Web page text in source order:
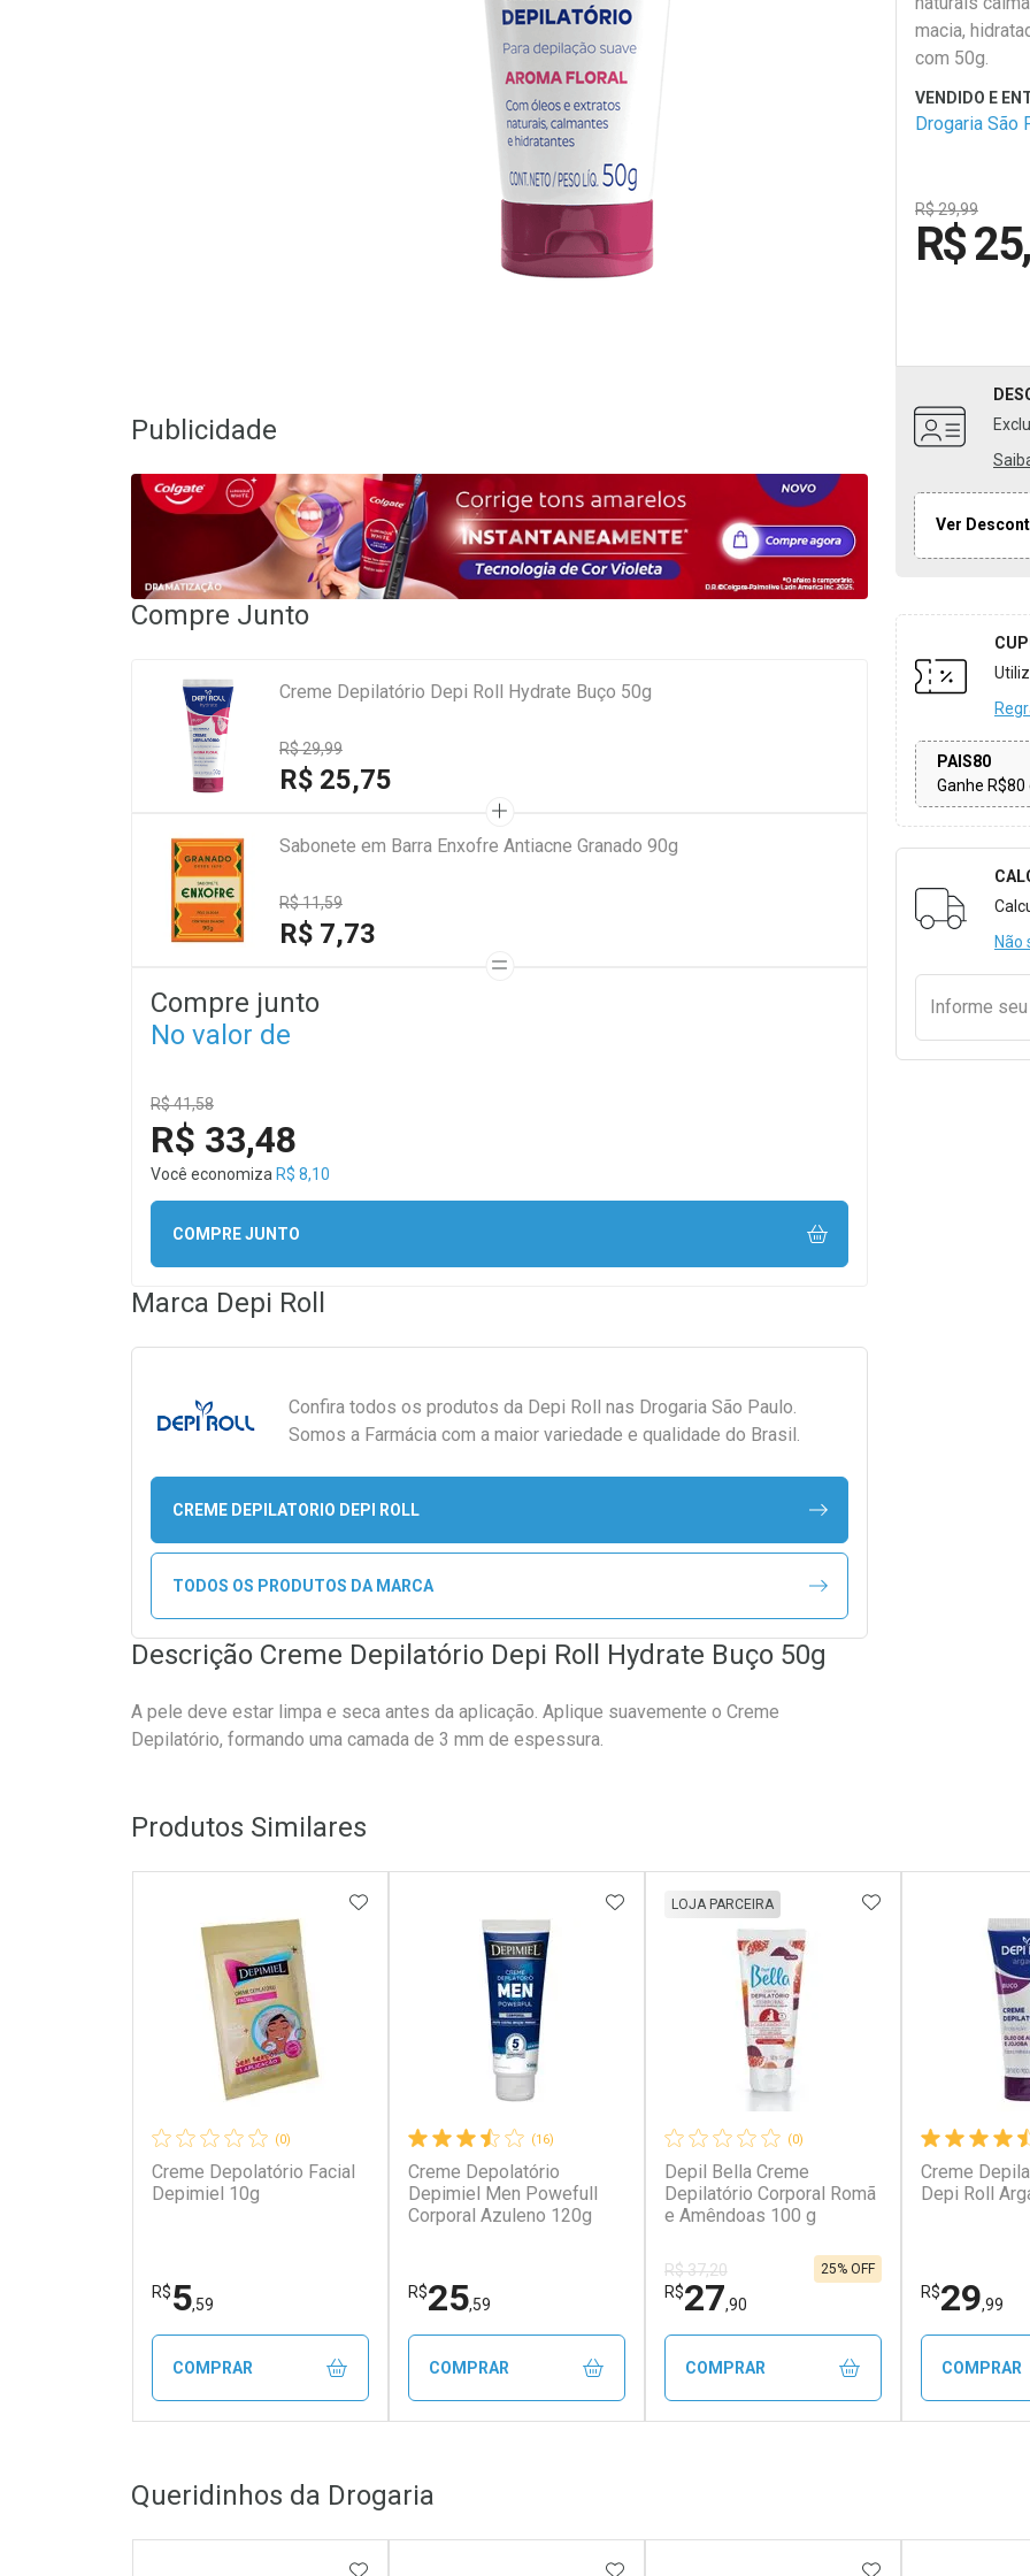
macia,
com 50g.
Drogaria São
R$ 29,99
R$
Ver
PAIS80
Ganhe
Não
Informe seu
Publicidade
Compre Junto
Creme Depilatório Depi Roll Hydrate Buço 50g
R$ 29,99
R$ 25,75
Sabonete em Barra Enxofre Antiacne Granado 90g
R$ 11,59
R$ 7,73
Compre junto
No valor de
R$ 41,58
R$ 33,48
Você economiza R$ 8,10
COMPRE JUNTO
Marca Depi Roll
Confira todos os produtos da Depi Roll
nas Drogaria São Paulo.
Somos a Farmácia com a maior variedade e qualidade do Brasil.
CREME DEPILATORIO DEPI ROLL
TODOS OS PRODUTOS DA MARCA
Descrição Creme Depilatório Depi Roll Hydrate Buço 50g
A pele deve estar limpa e seca antes da aplicação. Aplique suavemente o Creme
Depilatório, formando uma camada de 3 mm de espessura.
Produtos Similares
(0)
Creme Depolatório Facial
Depimiel 10g
R$5,59
ADICIONAR AOS FAVORITOS
COMPRAR
Laboratório
Por Menos
(16)
Creme Depolatório
Depimiel Men Powefull
Corporal Azuleno 120g
R$25,59
ADICIONAR AOS FAVORITOS
COMPRAR
Laboratório
Por Menos
(0)
Depil Bella Creme
Depilatório Corporal Romã
e Amêndoas 100 g
LOJA PARCEIRA
R$ 37,20
R$27,90
25% OFF
ADICIONAR AOS
COMPRAR
Creme
Depi Roll
R$29,99
COMPRAR
Queridinhos da Drogaria
ADICIONAR AOS FAVORITOSADICIONAR AOS FAVORITOSADICIONAR AOS